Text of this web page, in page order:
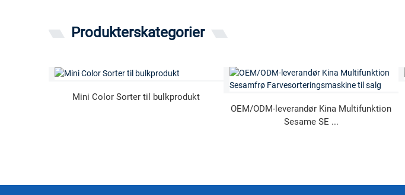
Produkterskategorier
Mini Color Sorter til bulkprodukt
OEM/ODM-leverandør Kina Multifunktion
Sesame SE ...